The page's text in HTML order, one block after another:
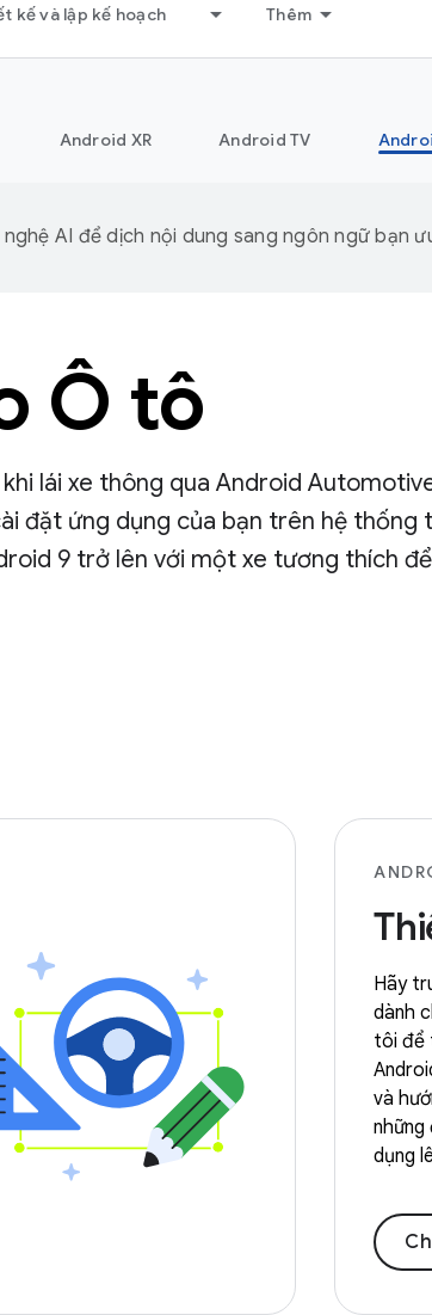
kế và lập kế hoạch Thêm
Android XR Android TV
AI để dịch nội dung sang ngôn ngữ bạn
Ô tô
lái xe thông qua Android
đặt ứng dụng của bạn trên hệ
9 trở lên với một xe tương thích
Hãy
dành
tôi để
và
những
dụng